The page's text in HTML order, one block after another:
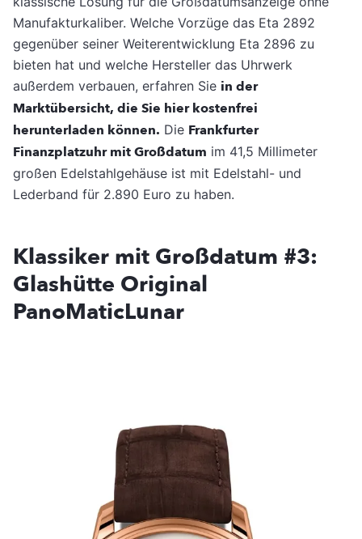
Manufakturkaliber. Welche Vorzüge das Eta 2892
gegenüber seiner Weiterentwicklung Eta 2896 zu
bieten hat und welche Hersteller das Uhrwerk
außerdem verbauen, erfahren Sie in der
Marktübersicht, die Sie hier kostenfrei
herunterladen können. Die Frankfurter
Finanzplatzuhr mit Großdatum im 41,5 Millimeter
großen Edelstahlgehäuse ist mit Edelstahl- und
Lederband für 2.890 Euro zu haben.
Klassiker mit Großdatum #3:
Glashütte Original
PanoMaticLunar